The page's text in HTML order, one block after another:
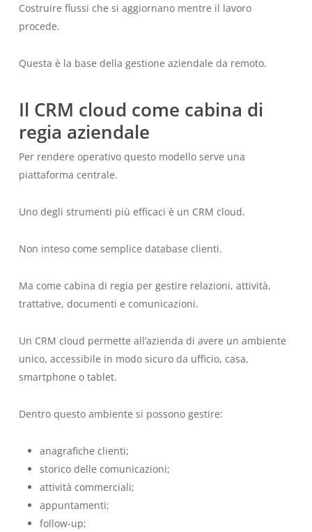
Costruire flussi che si aggiornano mentre il lavoro
procede.
Questa è la base della gestione aziendale da remoto.
Il CRM cloud come cabina di
regia aziendale
Per rendere operativo questo modello serve una
piattaforma centrale.
Uno degli strumenti più efficaci è un CRM cloud.
Non inteso come semplice database clienti.
Ma come cabina di regia per gestire relazioni, attività,
trattative, documenti e comunicazioni.
Un CRM cloud permette all’azienda di avere un ambiente
unico, accessibile in modo sicuro da ufficio, casa,
smartphone o tablet.
Dentro questo ambiente si possono gestire:
anagrafiche clienti;
storico delle comunicazioni;
attività commerciali;
appuntamenti;
follow-up;